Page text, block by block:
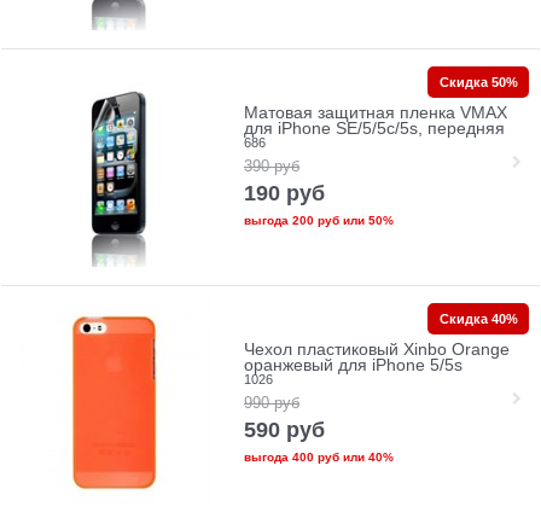
Матовая защитная пленка VMAX
для iPhone SE/5/5c/5s, передняя
686
390 руб
190 руб
выгода 200 рубили 50%
Скидка 50%
Чехол пластиковый Xinbo Orange
оранжевый для iPhone 5/5s
1026
990 руб
590 руб
выгода 400 рубили 40%
Скидка 40%